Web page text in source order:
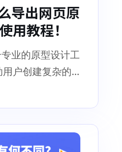
导出网页原
用教程！
业的原型设计工
户创建复杂的
，并且具有许
工具